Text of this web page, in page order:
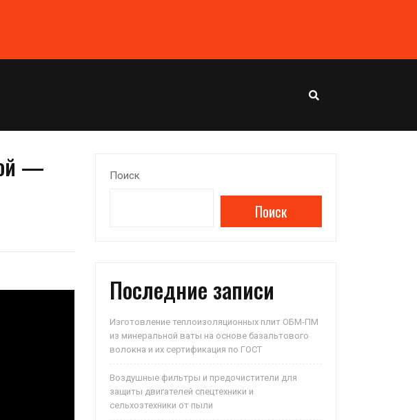
—
Поиск
Поиск
Последние записи
Изготовление теплоизоляционных плит ОБМ-ПМ
из минеральной ваты на основе базальтового
волокна и их сертификация по ГОСТ
Воздушные фильтры и предочистители для
защиты двигателей спецтехники и
сельхозтехники от пыли